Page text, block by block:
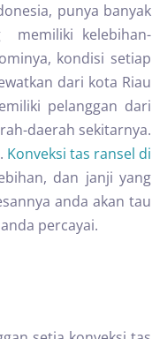
punya banyak
memiliki kelebihan-
kondisi setiap
dari kota Riau
pelanggan dari
daerah sekitarnya.
Konveksi tas ransel di
dan janji yang
anda akan tau
percayai.